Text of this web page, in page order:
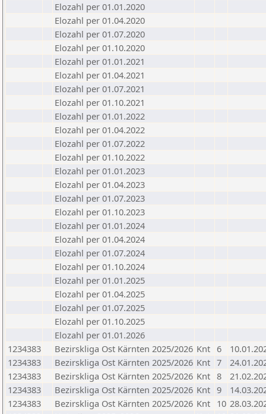
Elozahl per 01.01.2020
Elozahl per 01.04.2020
Elozahl per 01.07.2020
Elozahl per 01.10.2020
Elozahl per 01.01.2021
Elozahl per 01.04.2021
Elozahl per 01.07.2021
Elozahl per 01.10.2021
Elozahl per 01.01.2022
Elozahl per 01.04.2022
Elozahl per 01.07.2022
Elozahl per 01.10.2022
Elozahl per 01.01.2023
Elozahl per 01.04.2023
Elozahl per 01.07.2023
Elozahl per 01.10.2023
Elozahl per 01.01.2024
Elozahl per 01.04.2024
Elozahl per 01.07.2024
Elozahl per 01.10.2024
Elozahl per 01.01.2025
Elozahl per 01.04.2025
Elozahl per 01.07.2025
Elozahl per 01.10.2025
Elozahl per 01.01.2026
1234383
Bezirskliga Ost Kärnten 2025/2026 Knt 6
1234383
Bezirskliga Ost Kärnten 2025/2026 Knt 7
1234383
Bezirskliga Ost Kärnten 2025/2026 Knt 8
1234383
Bezirskliga Ost Kärnten 2025/2026 Knt 9
1234383
Bezirskliga Ost Kärnten 2025/2026 Knt 10